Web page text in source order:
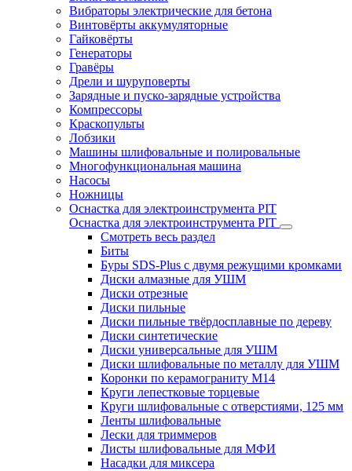
Вибраторы электрические для бетона
Винтовёрты аккумуляторные
Гайковёрты
Генераторы
Гравёры
Дрели и шуруповерты
Зарядные и пуско-зарядные устройства
Компрессоры
Краскопульты
Лобзики
Машины шлифовальные и полировальные
Многофункциональная машина
Насосы
Ножницы
Оснастка для электроинструмента PIT
Оснастка для электроинструмента PIT
Смотреть весь раздел
Биты
Буры SDS-Plus c двумя режущими кромками
Диски алмазные для УШМ
Диски отрезные
Диски пильные
Диски пильные твёрдосплавные по дереву
Диски синтетические
Диски универсальные для УШМ
Диски шлифовальные по металлу для УШМ
Коронки по керамограниту M14
Круги лепестковые торцевые
Круги шлифовальные с отверстиями, 125 мм
Ленты шлифовальные
Лески для триммеров
Листы шлифовальные для МФИ
Насадки для миксера